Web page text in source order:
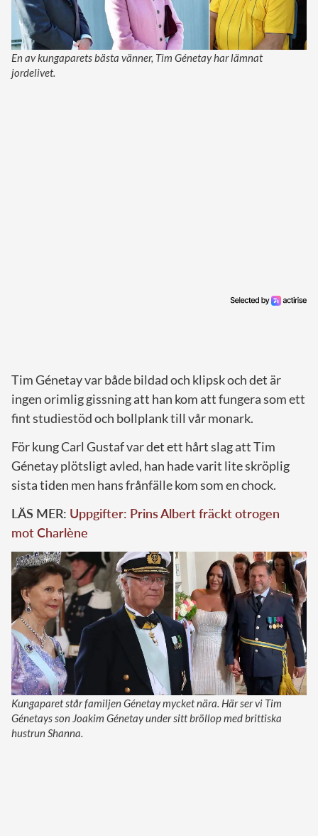
En av kungaparets bästa vänner, Tim Génetay har lämnat
jordelivet.
Tim Génetay var både bildad och klipsk och det är
ingen orimlig gissning att han kom att fungera som ett
fint studiestöd och bollplank till vår monark.
För kung Carl Gustaf var det ett hårt slag att Tim
Génetay plötsligt avled, han hade varit lite skröplig
sista tiden men hans frånfälle kom som en chock.
LÄS MER: Uppgifter: Prins Albert fräckt otrogen
mot Charlène
Kungaparet står familjen Génetay mycket nära. Här ser vi Tim
Génetays son Joakim Génetay under sitt bröllop med brittiska
hustrun Shanna.